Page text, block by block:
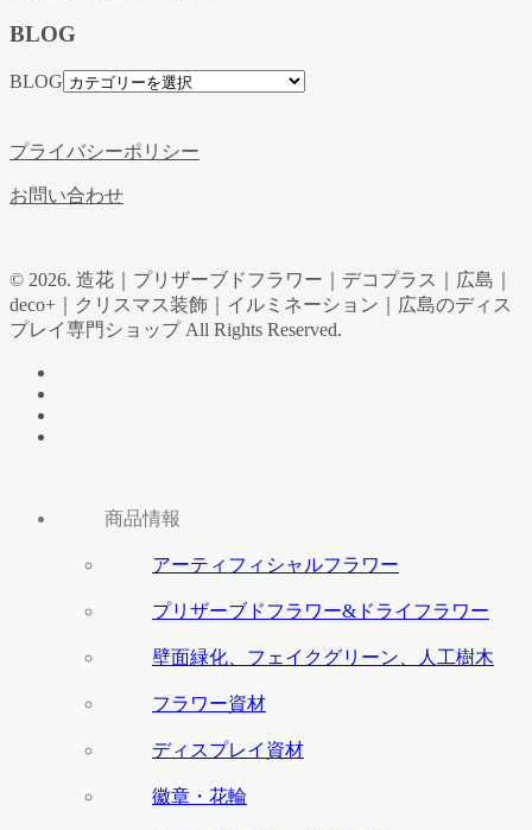
BLOG
BLOG
プライバシーポリシー
お問い合わせ
© 2026. 造花｜プリザーブドフラワー｜デコプラス｜広島｜
deco+｜クリスマス装飾｜イルミネーション｜広島のディス
プレイ専門ショップ All Rights Reserved.
商品情報
アーティフィシャルフラワー
プリザーブドフラワー&ドライフラワー
壁面緑化、フェイクグリーン、人工樹木
フラワー資材
ディスプレイ資材
徽章・花輪